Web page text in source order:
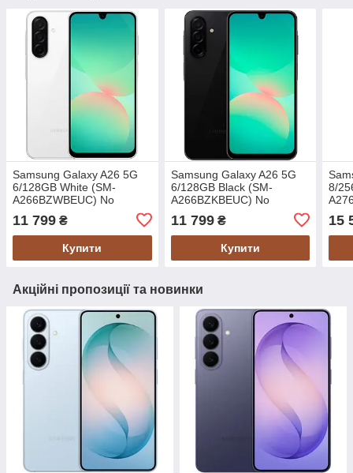
Samsung Galaxy A26 5G
6/128GB White (SM-
A266BZWBEUC) No
11 799 ₴
Купити
Samsung Galaxy A26 5G
6/128GB Black (SM-
A266BZKBEUC) No
11 799₴
Купити
8/
15
Акційні пропозиції та новинки